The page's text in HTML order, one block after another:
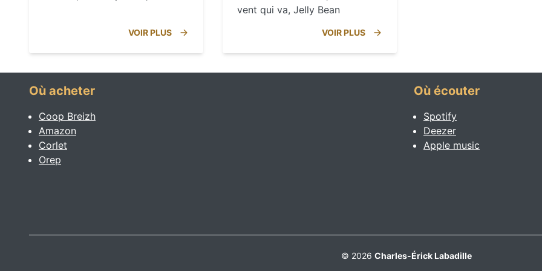
VOIR PLUS
vent qui va, Jelly Bean
VOIR PLUS
Où acheter
Coop Breizh
Amazon
Corlet
Orep
Où écouter
Spotify
Deezer
Apple music
© 2026 Charles-Érick Labadille